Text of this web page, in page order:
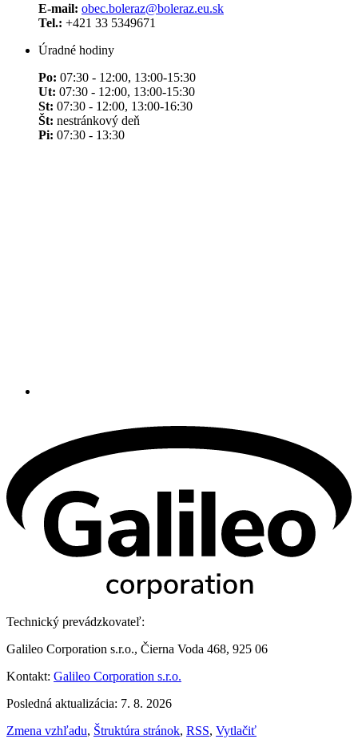
E-mail: obec.boleraz@boleraz.eu.sk
Tel.: +421 33 5349671
Úradné hodiny
Po: 07:30 - 12:00, 13:00-15:30
Ut: 07:30 - 12:00, 13:00-15:30
St: 07:30 - 12:00, 13:00-16:30
Št: nestránkový deň
Pi: 07:30 - 13:30
Technický prevádzkovateľ:
Galileo Corporation s.r.o., Čierna Voda 468, 925 06
Kontakt: Galileo Corporation s.r.o.
Posledná aktualizácia: 7. 8. 2026
Zmena vzhľadu, Štruktúra stránok, RSS, Vytlačiť